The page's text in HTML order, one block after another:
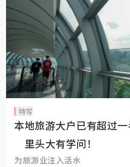
特写
本地旅游大户已有超过
里头大有学问！
为旅游业注入活水